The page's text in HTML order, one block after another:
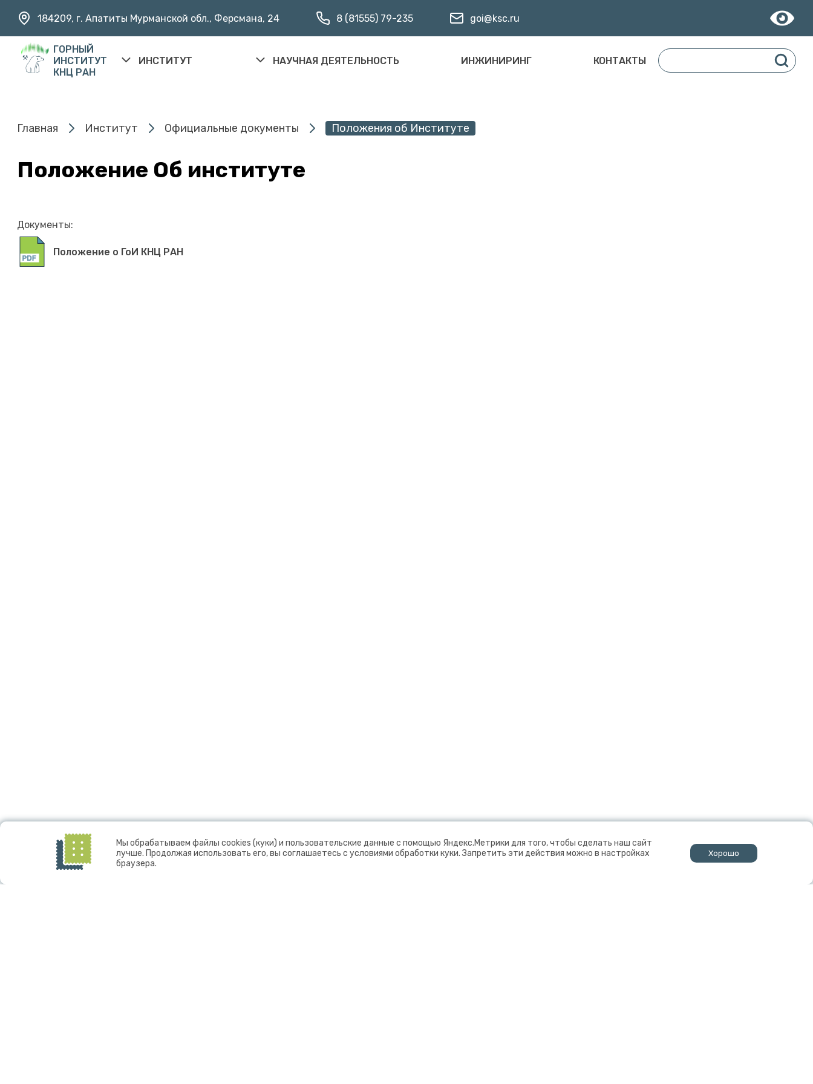
184209, г. Апатиты Мурманской обл., Ферсмана, 24 8 (81555) 79-235 goi@ksc.ru
ГОРНЫЙ
ИНСТИТУТ
КНЦ РАН
ИНСТИТУТ НАУЧНАЯ ДЕЯТЕЛЬНОСТЬ ИНЖИНИРИНГ КОНТАКТЫ
Главная Институт Официальные документы Положения об Институте
Положение Об институте
Документы:
Положение о ГоИ КНЦ РАН
Мы обрабатываем файлы cookies (куки) и пользовательские данные с помощью Яндекс.Метрики для того, чтобы сделать наш сайт
лучше. Продолжая использовать его, вы соглашаетесь с условиями обработки куки. Запретить эти действия можно в настройках
браузера.
Хорошо